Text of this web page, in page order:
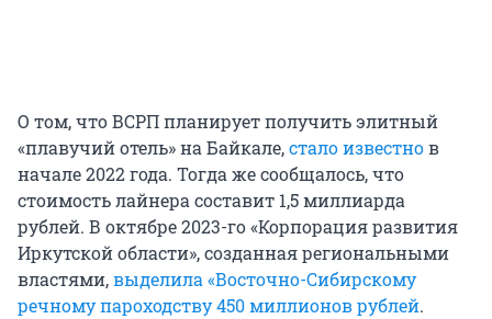
О том, что ВСРП планирует получить элитный
«плавучий отель» на Байкале,стало известнов
начале 2022 года. Тогда же сообщалось, что
стоимость лайнера составит 1,5 миллиарда
рублей. В октябре 2023-го «Корпорация развития
Иркутской области», созданная региональными
властями,выделила «Восточно-Сибирскому
речному пароходству 450 миллионов рублей.